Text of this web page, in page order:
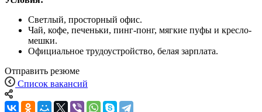
Светлый, просторный офис.
Чай, кофе, печеньки, пинг-понг, мягкие пуфы и кресло-
мешки.
Официальное трудоустройство, белая зарплата.
Отправить резюме
Список вакансий